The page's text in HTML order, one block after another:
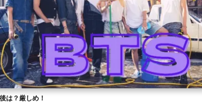
は？厳しめ！